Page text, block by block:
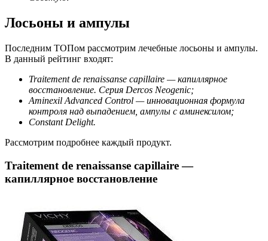
Лосьоны и ампулы
Последним ТОПом рассмотрим лечебные лосьоны и ампулы.
В данный рейтинг входят:
Traitement de renaissanse capillaire — капиллярное
восстановление. Серия Dercos Neogenic;
Aminexil Advanced Control — инновационная формула
контроля над выпадением, ампулы с аминексилом;
Constant Delight.
Рассмотрим подробнее каждый продукт.
Traitement de renaissanse capillaire —
капиллярное восстановление